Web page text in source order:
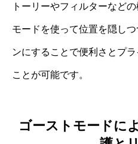
トーリーやフィルターなど
モードを使って位置を隠し
ンにすることで便利さとプ
ことが可能です。
ゴーストモードに